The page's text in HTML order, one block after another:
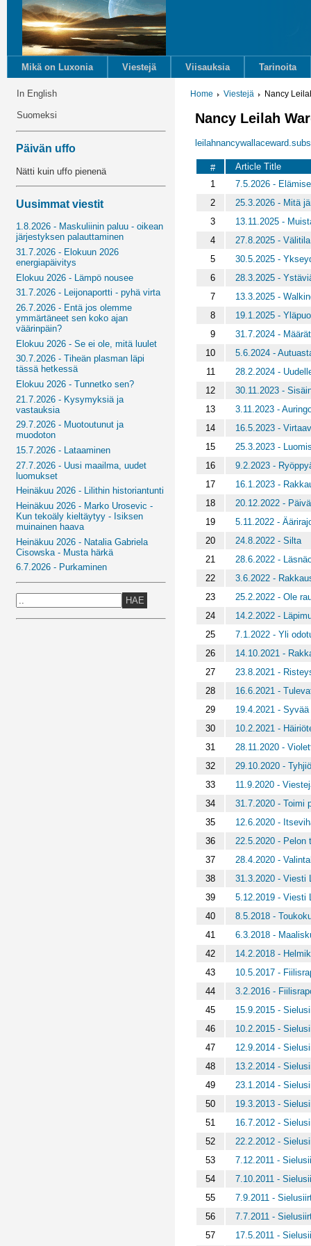
Mikä on Luxonia Viestejä Viisauksia Tarinoita
In English
Suomeksi
Päivän uffo
Nätti kuin uffo pienenä
Uusimmat viestit
1.8.2026 - Maskuliinin paluu - oikean
järjestyksen palauttaminen
31.7.2026 - Elokuun 2026
energiapäivitys
Elokuu 2026 - Lämpö nousee
31.7.2026 - Leijonaportti - pyhä virta
26.7.2026 - Entä jos olemme
ymmärtäneet sen koko ajan
väärinpäin?
Elokuu 2026 - Se ei ole, mitä luulet
30.7.2026 - Tiheän plasman läpi
tässä hetkessä
Elokuu 2026 - Tunnetko sen?
21.7.2026 - Kysymyksiä ja
vastauksia
29.7.2026 - Muotoutunut ja
muodoton
15.7.2026 - Lataaminen
27.7.2026 - Uusi maailma, uudet
luomukset
Heinäkuu 2026 - Lilithin historiantunti
Heinäkuu 2026 - Marko Urosevic -
Kun tekoäly kieltäytyy - Isiksen
muinainen haava
Heinäkuu 2026 - Natalia Gabriela
Cisowska - Musta härkä
6.7.2026 - Purkaminen
HAE
Home Viestejä Nancy
Nancy Leilah
#
Article Title
1
7.5.2026 -
2
25.3.2026 - Mitä
3
13.11.2025 -
4
27.8.2025 -
5
30.5.2025 -
6
28.3.2025 -
7
13.3.2025 -
8
19.1.2025 -
9
31.7.2024 -
10
5.6.2024 -
11
28.2.2024 -
12
30.11.2023 -
13
3.11.2023 -
14
16.5.2023 -
15
25.3.2023 -
16
9.2.2023 -
17
16.1.2023 -
18
20.12.2022 -
19
5.11.2022 -
20
24.8.2022 - Silta
21
28.6.2022 -
22
3.6.2022 -
23
25.2.2022 - Ole
24
14.2.2022 -
25
7.1.2022 - Yli
26
14.10.2021 -
27
23.8.2021 -
28
16.6.2021 -
29
19.4.2021 -
30
10.2.2021 -
31
28.11.2020 -
32
29.10.2020 -
33
11.9.2020 -
34
31.7.2020 - Toimi
35
12.6.2020 -
36
22.5.2020 - Pelon
37
28.4.2020 -
38
31.3.2020 - Viesti
39
5.12.2019 - Viesti
40
8.5.2018 -
41
6.3.2018 -
42
14.2.2018 -
43
10.5.2017 -
44
3.2.2016 -
45
15.9.2015 -
46
10.2.2015 -
47
12.9.2014 -
48
13.2.2014 -
49
23.1.2014 -
50
19.3.2013 -
51
16.7.2012 -
52
22.2.2012 -
53
7.12.2011 -
54
7.10.2011 -
55
7.9.2011 -
56
7.7.2011 -
57
17.5.2011 -